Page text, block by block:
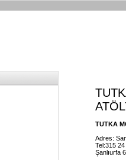
TUTKA
Adres:
Tel:315 24
Şanlıurfa